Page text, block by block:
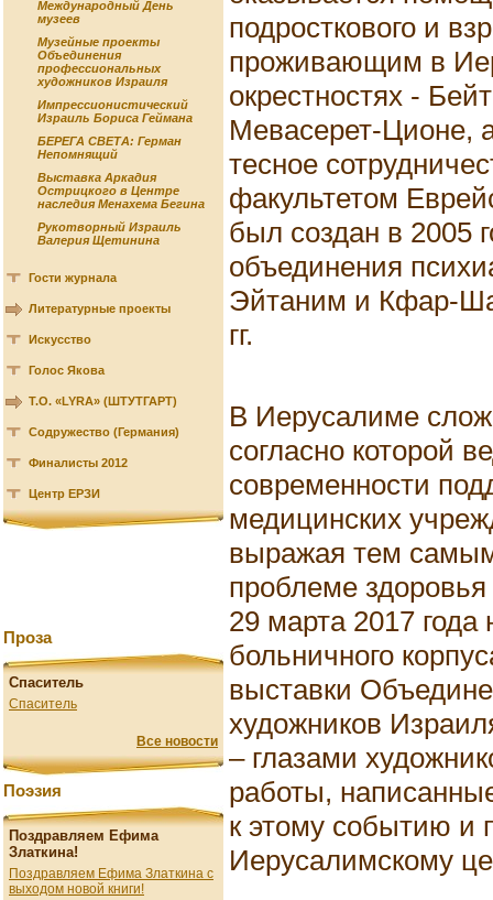
Международный День
музеев
Музейные проекты
Объединения
профессиональных
художников Израиля
Импрессионистический
Израиль Бориса Геймана
БЕРЕГА СВЕТА: Герман
Непомнящий
Выставка Аркадия
Острицкого в Центре
наследия Менахема Бегина
Рукотворный Израиль
Валерия Щетинина
Гости журнала
Литературные проекты
Искусство
Голос Якова
Т.О. «LYRA» (ШТУТГАРТ)
Содружество (Германия)
Финалисты 2012
Центр ЕРЗИ
Проза
Спаситель
Спаситель
Все новости
Поэзия
Поздравляем Ефима
Златкина!
Поздравляем Ефима Златкина с
выходом новой книги!
подросткового и
проживающим в
окрестностях -
Мевасерет-Ционе,
тесное
факультетом
был создан в 2005
объединения
Эйтаним и Кфар-
гг.
В Иерусалиме
согласно которой
современности
медицинских
выражая тем
проблеме
29 марта 2017
больничного
выставки
художников
– глазами
работы,
к этому событию и
Иерусалимскому